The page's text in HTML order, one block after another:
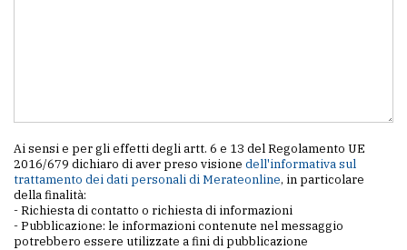
Ai sensi e per gli effetti degli artt. 6 e 13 del Regolamento UE
2016/679 dichiaro di aver preso visione dell'informativa sul
trattamento dei dati personali di Merateonline, in particolare
della finalità:
- Richiesta di contatto o richiesta di informazioni
- Pubblicazione: le informazioni contenute nel messaggio
potrebbero essere utilizzate a fini di pubblicazione